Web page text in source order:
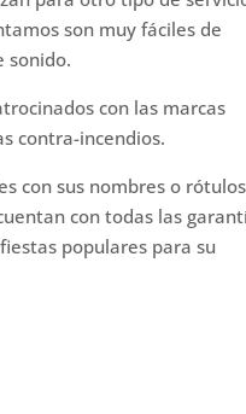
son muy fáciles de
sonido.
con las marcas
contra-incendios.
con sus nombres o
con todas las
populares para su